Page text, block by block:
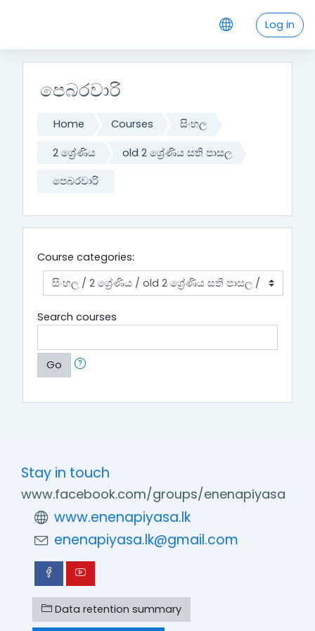
Log in
පෙබරවාරි
Home Courses සිංහල
2 ශ්‍රේණිය old 2 ශ්‍රේණිය සති පාසල
පෙබරවාරි
Course categories:
Search courses
Go
Stay in touch
www.facebook.com/groups/enenapiyasa
www.enenapiyasa.lk
enenapiyasa.lk@gmail.com
Data retention summary